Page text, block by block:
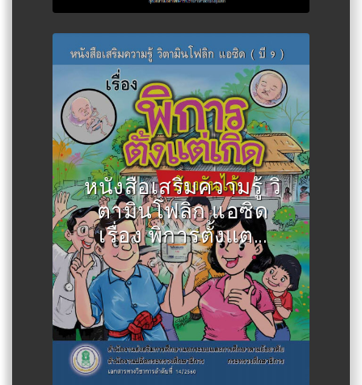
หนังสือเสริมความรู้ วิ
ตามินโฟลิก แอซิด
เรื่อง พิการตั้งแต...
Author :สุรพงษ์ มั่นมะโน